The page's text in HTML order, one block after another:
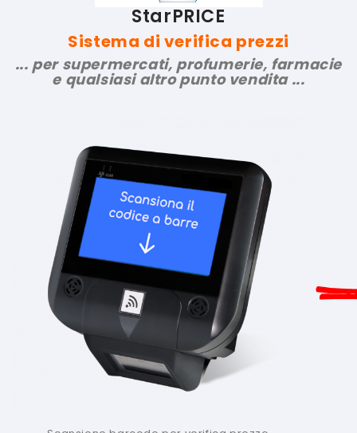
StarPRICE
Sistema di verifica prezzi
... per supermercati, profumerie, farmacie
e qualsiasi altro punto vendita ...